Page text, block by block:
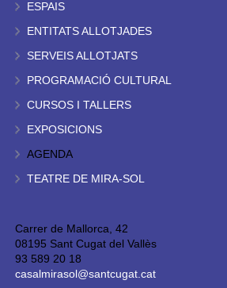
ESPAIS
ENTITATS ALLOTJADES
SERVEIS ALLOTJATS
PROGRAMACIÓ CULTURAL
CURSOS I TALLERS
EXPOSICIONS
AGENDA
TEATRE DE MIRA-SOL
Carrer de Mallorca, 42
08195 Sant Cugat del Vallès
93 589 20 18
casalmirasol@santcugat.cat